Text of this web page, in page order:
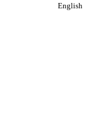
English